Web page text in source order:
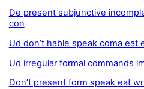
De present subjunctive
con
Ud don’t hable speak coma eat
Ud irregular formal commands
Don’t present form speak eat